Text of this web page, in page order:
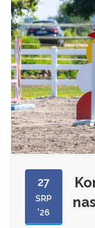
27
SRP
'26